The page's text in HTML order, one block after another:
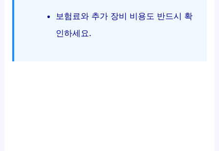
보험료와 추가 장비 비용도 반드시 확
인하세요.